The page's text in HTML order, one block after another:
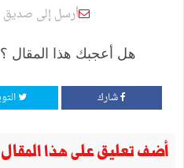
أرسل إلى صديق
هل أعجبك هذا المقال
شارك
أضف تعليق على هذا المقال